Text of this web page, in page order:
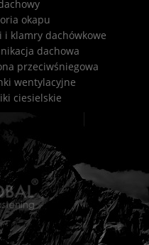
okapu
i klamry dachówkowe
dachowa
przeciwśniegowa
wentylacyjne
ciesielskie